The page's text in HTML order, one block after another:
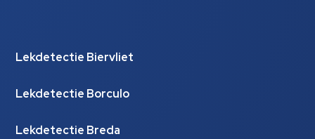
Lekdetectie Biervliet
Lekdetectie Borculo
Lekdetectie Breda